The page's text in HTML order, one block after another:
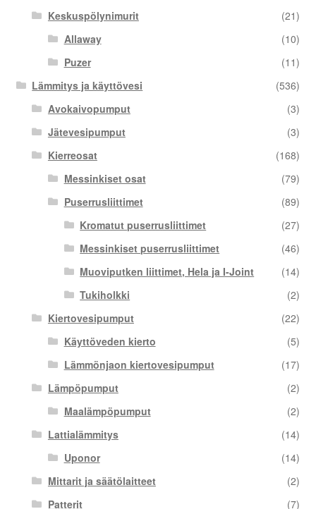
Keskuspölynimurit
(21)
Allaway
(10)
Puzer
(11)
Lämmitys ja käyttövesi
(536)
Avokaivopumput
(3)
Jätevesipumput
(3)
Kierreosat
(168)
Messinkiset osat
(79)
Puserrusliittimet
(89)
Kromatut puserrusliittimet
(27)
Messinkiset puserrusliittimet
(46)
Muoviputken liittimet, Hela ja I-Joint
(14)
Tukiholkki
(2)
Kiertovesipumput
(22)
Käyttöveden kierto
(5)
Lämmönjaon kiertovesipumput
(17)
Lämpöpumput
(2)
Maalämpöpumput
(2)
Lattialämmitys
(14)
Uponor
(14)
Mittarit ja säätölaitteet
(2)
Patterit
(7)